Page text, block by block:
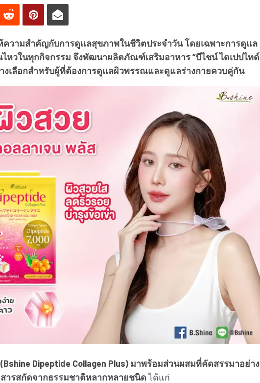
วามสำคัญกับการดูแลสุขภาพในชีวิตประจำวัน โดยเฉพาะการดูแล
หวในทุกกิจกรรม จึงพัฒนาผลิตภัณฑ์เสริมอาหาร “บีไชน์ ไดเปปไทด์
งเลือกสำหรับผู้ที่ต้องการดูแลผิวพรรณและดูแลร่างกายควบคู่กัน
Dipeptide Collagen Plus) มาพร้อมส่วนผสมที่คัดสรรมาอย่าง
ารสกัดจากธรรมชาติหลากหลายชนิดได้แก่